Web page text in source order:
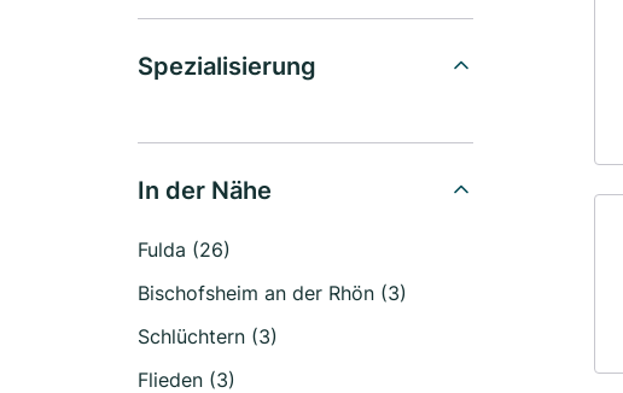
Spezialisierung
In der Nähe
Fulda (26)
Bischofsheim an der Rhön (3)
Schlüchtern (3)
Flieden (3)